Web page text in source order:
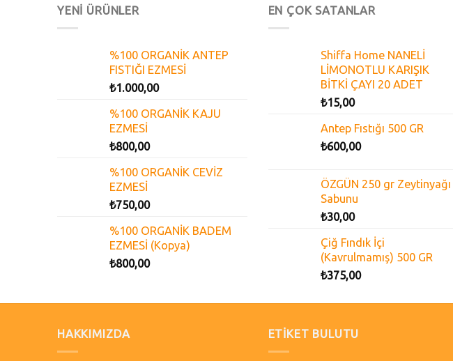
YENİ ÜRÜNLER
%100 ORGANİK ANTEP
FISTIĞI EZMESİ
₺1.000,00
%100 ORGANİK KAJU
EZMESİ
₺800,00
%100 ORGANİK CEVİZ
EZMESİ
₺750,00
%100 ORGANİK BADEM
EZMESİ (Kopya)
₺800,00
EN ÇOK SATANLAR
Shiffa Home NANELİ
LİMONOTLU KARIŞIK
BİTKİ ÇAYI 20 ADET
₺15,00
Antep Fıstığı 500 GR
₺600,00
ÖZGÜN 250 gr Zeytinyağı
Sabunu
₺30,00
Çiğ Fındık İçi
(Kavrulmamış) 500 GR
₺375,00
HAKKIMIZDA ETIKET BULUTU